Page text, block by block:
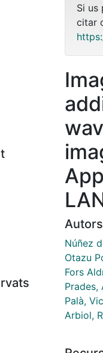
Si us
citar
Autors
Núñez
Otazu
Fors
Prades,
Palà,
Arbiol,